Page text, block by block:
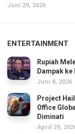
Juni 29, 2026
ENTERTAINMENT
Rupiah
Dampak
Juni 8, 2026
Project
Office
Diminati
April 29,